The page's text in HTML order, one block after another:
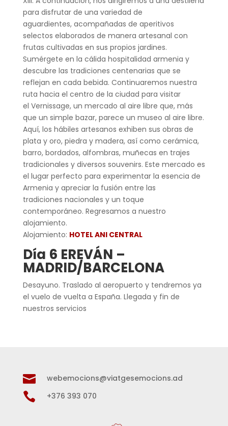
para disfrutar de una variedad de
aguardientes, acompañadas de aperitivos
selectos elaborados de manera artesanal con
frutas cultivadas en sus propios jardines.
Sumérgete en la cálida hospitalidad armenia y
descubre las tradiciones centenarias que se
reflejan en cada bebida. Continuaremos nuestra
ruta hacia el centro de la ciudad para visitar
el Vernissage, un mercado al aire libre que, más
que un simple bazar, parece un museo al aire libre.
Aquí, los hábiles artesanos exhiben sus obras de
plata y oro, piedra y madera, así como cerámica,
barro, bordados, alfombras, muñecas en trajes
tradicionales y diversos souvenirs. Este mercado es
el lugar perfecto para experimentar la esencia de
Armenia y apreciar la fusión entre las
tradiciones nacionales y un toque
contemporáneo. Regresamos a nuestro
alojamiento.
Alojamiento: HOTEL ANI CENTRAL
Día 6 EREVÁN –
MADRID/BARCELONA
Desayuno. Traslado al aeropuerto y tendremos ya
el vuelo de vuelta a España. Llegada y fin de
nuestros servicios
 webemocions@viatgesemocions.ad
 +376 393 070